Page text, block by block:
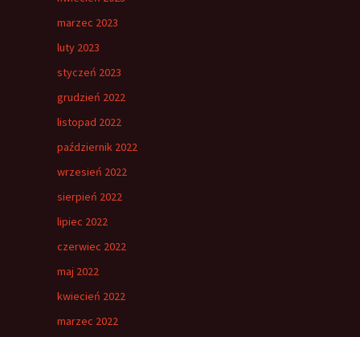
marzec 2023
luty 2023
styczeń 2023
grudzień 2022
listopad 2022
październik 2022
wrzesień 2022
sierpień 2022
lipiec 2022
czerwiec 2022
maj 2022
kwiecień 2022
marzec 2022